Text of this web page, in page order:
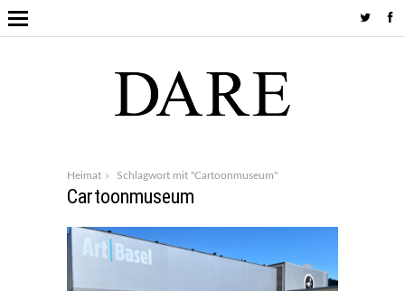
Heimat Schlagwort mit "Cartoonmuseum"
Cartoonmuseum